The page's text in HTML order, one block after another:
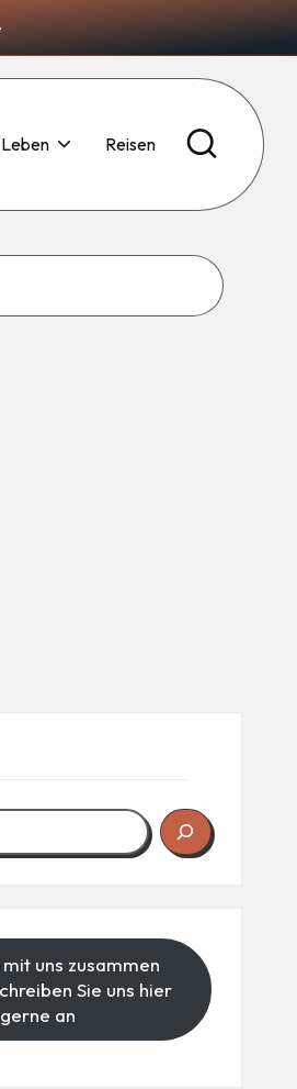
Leben Reisen
uns zusammen
Sie uns hier
gerne an